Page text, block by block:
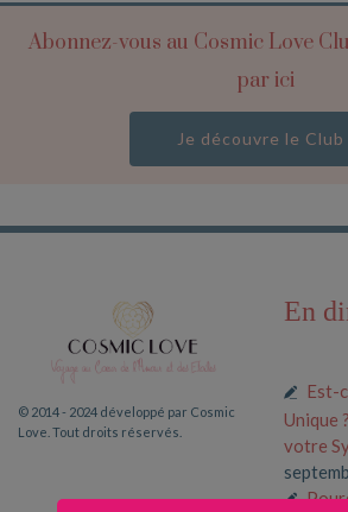
Abonnez-vous au Cosmic Love
par ici
Je découvre le Club
© 2014 - 2024 développé par Cosmic
Love. Tout droits réservés.
En
Est-
Unique
votre